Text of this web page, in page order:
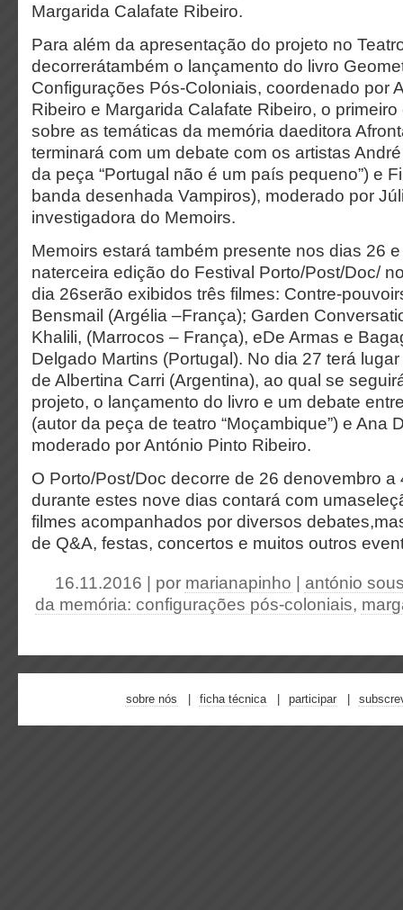
Margarida Calafate Ribeiro.
Para além da apresentação do projeto no
decorrerátambém o lançamento do livro
Configurações Pós-Coloniais, coordenado por
Ribeiro e Margarida Calafate Ribeiro, o
sobre as temáticas da memória daeditora
terminará com um debate com os artistas
da peça “Portugal não é um país pequeno”) e
banda desenhada Vampiros), moderado por
investigadora do Memoirs.
Memoirs estará também presente nos dias 26
naterceira edição do Festival Porto/Post/Doc/
dia 26serão exibidos três filmes: Contre-
Bensmail (Argélia –França); Garden
Khalili, (Marrocos – França), eDe Armas e
Delgado Martins (Portugal). No dia 27 terá
de Albertina Carri (Argentina), ao qual se
projeto, o lançamento do livro e um debate
(autor da peça de teatro “Moçambique”) e Ana
moderado por António Pinto Ribeiro.
O Porto/Post/Doc decorre de 26 denovembro a
durante estes nove dias contará com
filmes acompanhados por diversos
de Q&A, festas, concertos e muitos outros
16.11.2016 | por marianapinho
antónio
da memória: configurações pós-coloniais,
sobre nós ficha técnica participar